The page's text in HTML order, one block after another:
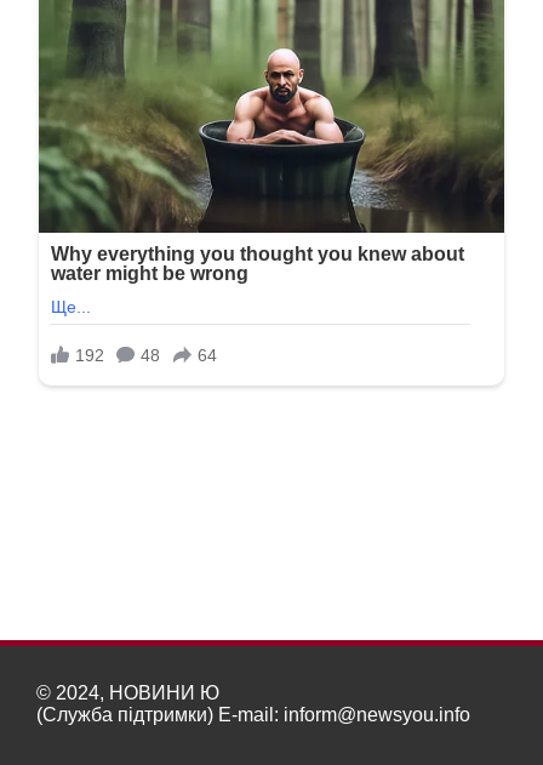
© 2024, НОВИНИ Ю
(Служба підтримки) E-mail: inform@newsyou.info